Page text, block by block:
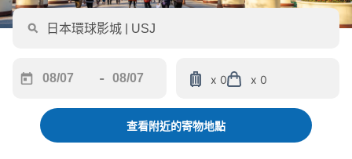
forward
interact
-
backward
interact
x 0 x 0
查看附近的寄物地點